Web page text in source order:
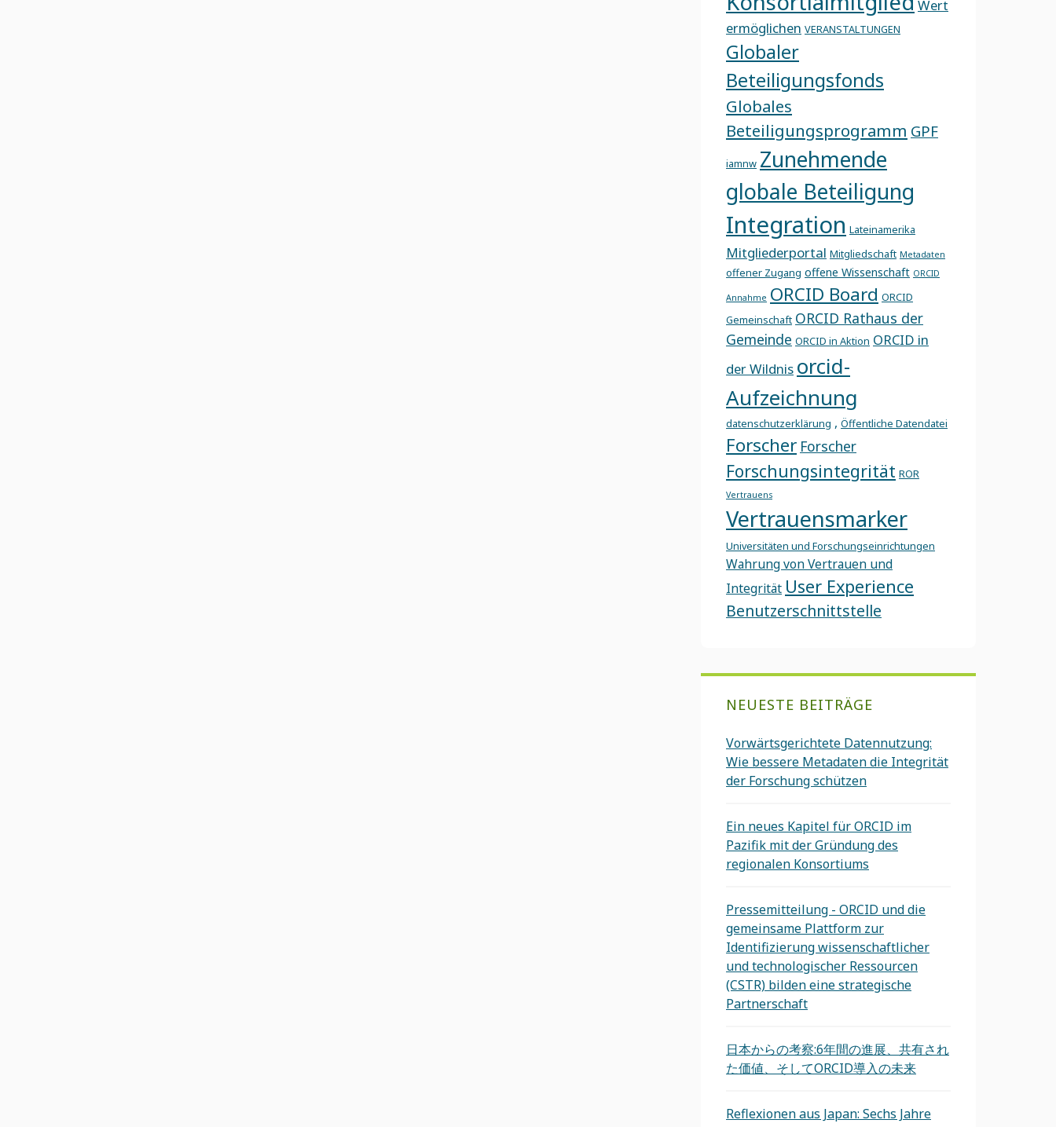
Wert
ermöglichen VERANSTALTUNGEN
Globaler
Beteiligungsfonds
Globales
Beteiligungsprogramm GPF
iamnw Zunehmende
globale Beteiligung
Integration Lateinamerika
Mitgliederportal Mitgliedschaft Metadaten
offener Zugang offene Wissenschaft ORCID
Annahme ORCID Board ORCID
Gemeinschaft ORCID Rathaus der
Gemeinde ORCID in Aktion ORCID in
der Wildnis orcid-
Aufzeichnung
datenschutzerklärung , Öffentliche Datendatei
Forscher Forscher
Forschungsintegrität ROR
Vertrauens
Vertrauensmarker
Universitäten und Forschungseinrichtungen
Wahrung von Vertrauen und
Integrität User Experience
Benutzerschnittstelle
NEUESTE BEITRÄGE
Vorwärtsgerichtete Datennutzung:
Wie bessere Metadaten die Integrität
der Forschung schützen
Ein neues Kapitel für ORCID im
Pazifik mit der Gründung des
regionalen Konsortiums
Pressemitteilung - ORCID und die
gemeinsame Plattform zur
Identifizierung wissenschaftlicher
und technologischer Ressourcen
(CSTR) bilden eine strategische
Partnerschaft
日本からの考察:6年間の進展、共有され
た価値、そしてORCID導入の未来
Reflexionen aus Japan: Sechs Jahre